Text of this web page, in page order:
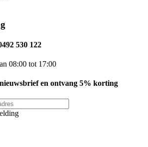
530 122
08:00 tot 17:00
en ontvang 5% korting